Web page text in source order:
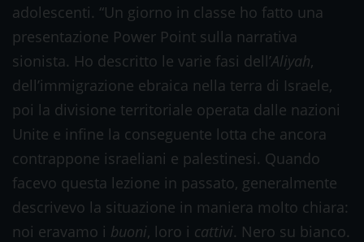
adolescenti. “Un giorno in classe ho fatto una
presentazione Power Point sulla narrativa
sionista. Ho descritto le varie fasi dell’Aliyah,
dell’immigrazione ebraica nella terra di Israele,
poi la divisione territoriale operata dalle nazioni
Unite e infine la conseguente lotta che ancora
contrappone israeliani e palestinesi. Quando
facevo questa lezione in passato, generalmente
descrivevo la situazione in maniera molto chiara:
noi eravamo i buoni, loro i cattivi. Nero su bianco.